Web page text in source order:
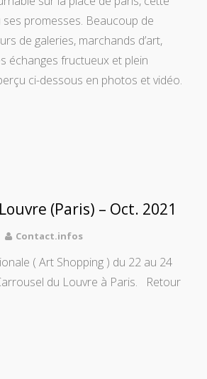
promesses. Beaucoup de
de galeries, marchands d’art,
échanges fructueux et plein
ci-dessous en photos et vidéo.
(Paris) – Oct. 2021
Contact.infos
( Art Shopping ) du 22 au 24
du Louvre à Paris. Retour